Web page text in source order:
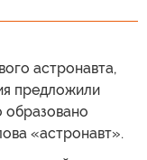
астронавта,
предложили
образовано
«астронавт».